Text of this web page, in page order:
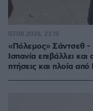
«Πόλεμος» Σάντσεθ
Ισπανία επιβάλλει
πτήσεις και πλοία από
07.08.2026, 23:19